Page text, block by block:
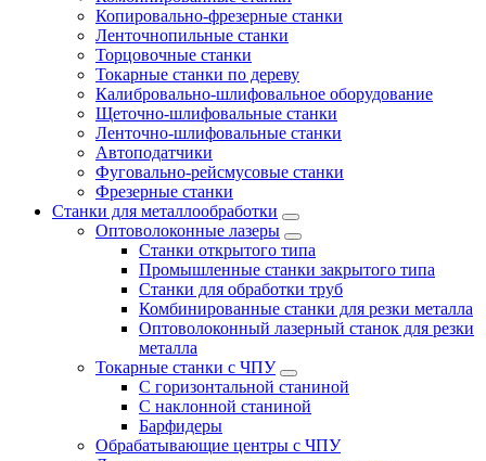
Копировально-фрезерные станки
Ленточнопильные станки
Торцовочные станки
Токарные станки по дереву
Калибровально-шлифовальное оборудование
Щеточно-шлифовальные станки
Ленточно-шлифовальные станки
Автоподатчики
Фуговально-рейсмусовые станки
Фрезерные станки
Станки для металлообработки
Оптоволоконные лазеры
Станки открытого типа
Промышленные станки закрытого типа
Станки для обработки труб
Комбинированные станки для резки металла
Оптоволоконный лазерный станок для резки
металла
Токарные станки с ЧПУ
С горизонтальной станиной
С наклонной станиной
Барфидеры
Обрабатывающие центры с ЧПУ